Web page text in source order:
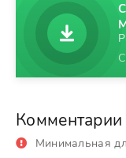
Комментарии
Минимальная